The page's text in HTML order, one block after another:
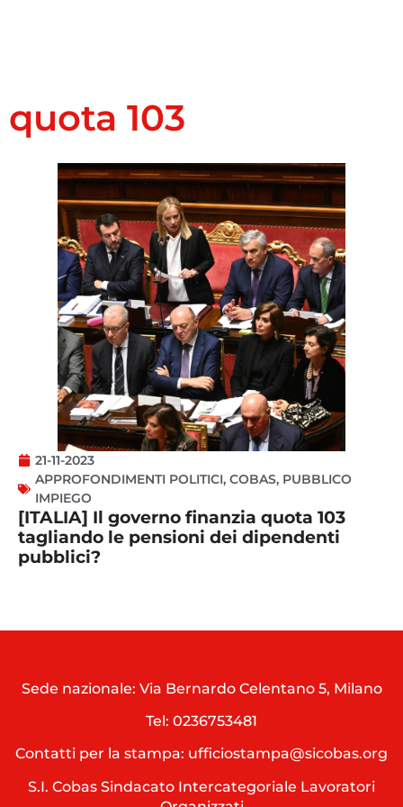
quota 103
21-11-2023
APPROFONDIMENTI POLITICI, COBAS, PUBBLICO
IMPIEGO
[ITALIA] Il governo finanzia quota 103
tagliando le pensioni dei dipendenti
pubblici?
Sede nazionale: Via Bernardo Celentano 5, Milano
Tel: 0236753481
Contatti per la stampa: ufficiostampa@sicobas.org
S.I. Cobas Sindacato Intercategoriale Lavoratori